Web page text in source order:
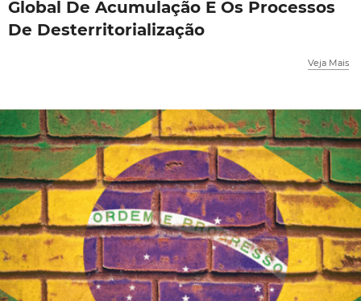
Global De Acumulação E Os Processos
De Desterritorialização
Veja Mais